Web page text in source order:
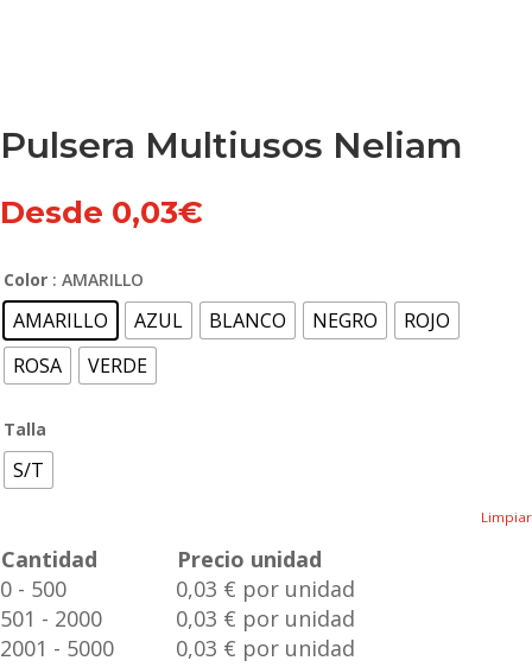
Pulsera Multiusos Neliam
Desde 0,03€
Color : AMARILLO
AMARILLO AZUL BLANCO NEGRO
ROJO
ROSA
VERDE
Talla
S/T
Limpiar
Cantidad
Precio unidad
0 - 500
0,03 € por unidad
501 - 2000
0,03 € por unidad
2001 - 5000
0,03 € por unidad